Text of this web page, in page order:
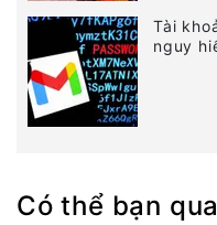
Tài
nguy
Có thể bạn